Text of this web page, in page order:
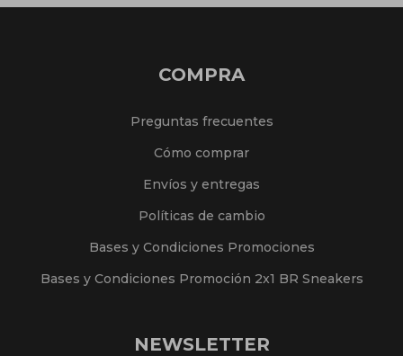
COMPRA
Preguntas frecuentes
Cómo comprar
Envíos y entregas
Políticas de cambio
Bases y Condiciones Promociones
Bases y Condiciones Promoción 2x1 BR Sneakers
NEWSLETTER